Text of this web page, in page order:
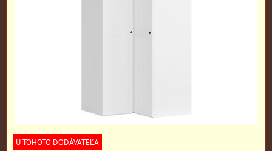
U TOHOTO DODÁVATEĽA